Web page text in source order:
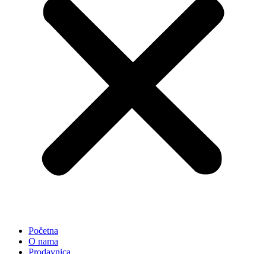
Početna
O nama
Prodavnica